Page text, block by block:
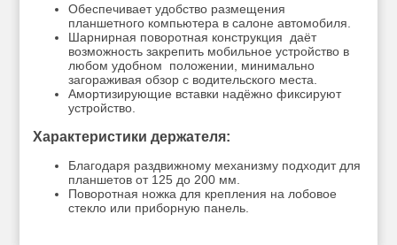
Обеспечивает удобство размещения
планшетного компьютера в салоне автомобиля.
Шарнирная поворотная конструкция даёт
возможность закрепить мобильное устройство в
любом удобном положении, минимально
загораживая обзор с водительского места.
Амортизирующие вставки надёжно фиксируют
устройство.
Характеристики держателя:
Благодаря раздвижному механизму подходит для
планшетов от 125 до 200 мм.
Поворотная ножка для крепления на лобовое
стекло или приборную панель.